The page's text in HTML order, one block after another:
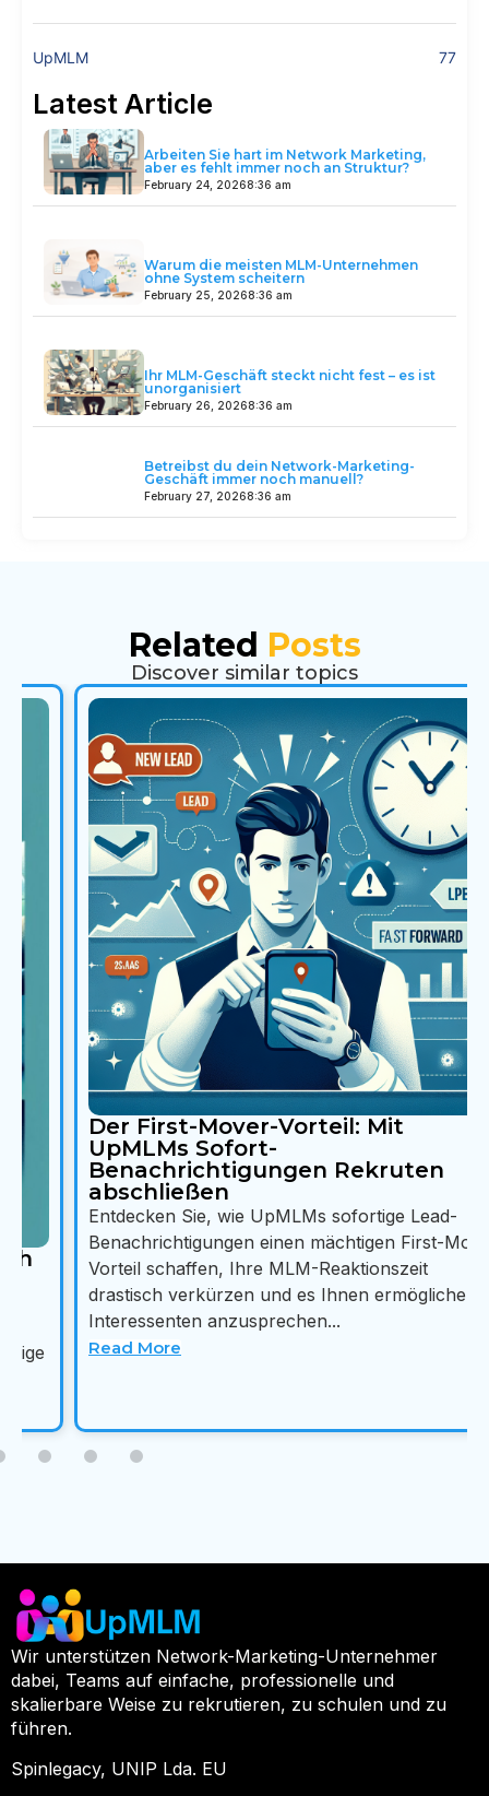
UpMLM 77
Latest Article
February 24, 20268:36 am
Arbeiten Sie hart im Network Marketing,
aber es fehlt immer noch an Struktur?
February 25, 20268:36 am
Warum die meisten MLM-Unternehmen
ohne System scheitern
February 26, 20268:36 am
Ihr MLM-Geschäft steckt nicht fest – es ist
unorganisiert
February 27, 20268:36 am
Betreibst du dein Network-Marketing-
Geschäft immer noch manuell?
Related Posts
Discover similar topics
Der First-Mover-Vorteil: Mit
UpMLMs Sofort-
Benachrichtigungen Rekruten
abschließen
Entdecken Sie, wie UpMLMs sofortige Lead-
Benachrichtigungen einen mächtigen First-Mover-
Vorteil schaffen, Ihre MLM-Reaktionszeit
drastisch verkürzen und es Ihnen ermöglichen,
Interessenten anzusprechen...
Read More
Wir unterstützen Network-Marketing-Unternehmer
dabei, Teams auf einfache, professionelle und
skalierbare Weise zu rekrutieren, zu schulen und zu
führen.
Spinlegacy, UNIP Lda. EU